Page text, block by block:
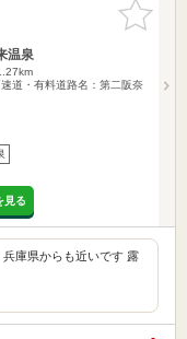
お気に入
りに追加
温泉
道・有料道路名：第二阪奈
見る
庫県からも近いです 露